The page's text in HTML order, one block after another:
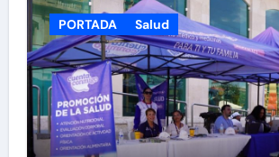
PORTADA Salud